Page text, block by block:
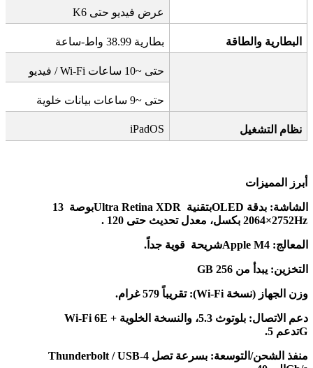
عرض فيديو حتى 6 K
البطارية والطاقة بطارية 38.99 واط-ساعة
حتى ~10 ساعات فيديو
حتى ~9 ساعات بيانات خلوية
نظام التشغيل iPadOS
أبرز المميزات
الشاشة:
13 بوصةUltra Retina XDR بتقنيةOLED بدقة
2752×2064 بكسل، معدل تحديث حتى 120Hz.
المعالج: شريحةApple M4 قوية جداً .
التخزين: يبدأ من 256 GB
وزن الجهاز (نسخة Wi-Fi): تقريباً 579 غرام .
دعم الاتصال: Wi-Fi 6E +
بلوتوث 5.3، والنسخة الخلوية
تدعم 5G.
منفذ الشحن/التوسعة: Thunderbolt / USB-4 بسرعة تصل